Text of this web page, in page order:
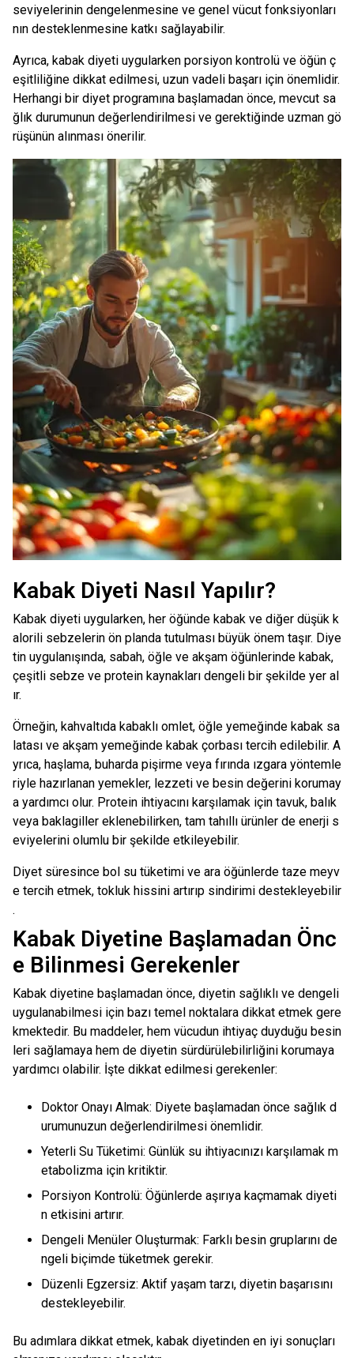
seviyelerinin dengelenmesine ve genel vücut fonksiyonları
nın desteklenmesine katkı sağlayabilir.
Ayrıca, kabak diyeti uygularken porsiyon kontrolü ve öğün ç
eşitliliğine dikkat edilmesi, uzun vadeli başarı için önemlidir.
Herhangi bir diyet programına başlamadan önce, mevcut sa
ğlık durumunun değerlendirilmesi ve gerektiğinde uzman gö
rüşünün alınması önerilir.
Kabak Diyeti Nasıl Yapılır?
Kabak diyeti uygularken, her öğünde kabak ve diğer düşük k
alorili sebzelerin ön planda tutulması büyük önem taşır. Diye
tin uygulanışında, sabah, öğle ve akşam öğünlerinde kabak,
çeşitli sebze ve protein kaynakları dengeli bir şekilde yer al
ır.
Örneğin, kahvaltıda kabaklı omlet, öğle yemeğinde kabak sa
latası ve akşam yemeğinde kabak çorbası tercih edilebilir. A
yrıca, haşlama, buharda pişirme veya fırında ızgara yöntemle
riyle hazırlanan yemekler, lezzeti ve besin değerini korumay
a yardımcı olur. Protein ihtiyacını karşılamak için tavuk, balık
veya baklagiller eklenebilirken, tam tahıllı ürünler de enerji s
eviyelerini olumlu bir şekilde etkileyebilir.
Diyet süresince bol su tüketimi ve ara öğünlerde taze meyv
e tercih etmek, tokluk hissini artırıp sindirimi destekleyebilir
.
Kabak Diyetine Başlamadan Önc
e Bilinmesi Gerekenler
Kabak diyetine başlamadan önce, diyetin sağlıklı ve dengeli
uygulanabilmesi için bazı temel noktalara dikkat etmek gere
kmektedir. Bu maddeler, hem vücudun ihtiyaç duyduğu besin
leri sağlamaya hem de diyetin sürdürülebilirliğini korumaya
yardımcı olabilir. İşte dikkat edilmesi gerekenler:
Doktor Onayı Almak: Diyete başlamadan önce sağlık d
urumunuzun değerlendirilmesi önemlidir.
Yeterli Su Tüketimi: Günlük su ihtiyacınızı karşılamak m
etabolizma için kritiktir.
Porsiyon Kontrolü: Öğünlerde aşırıya kaçmamak diyeti
n etkisini artırır.
Dengeli Menüler Oluşturmak: Farklı besin gruplarını de
ngeli biçimde tüketmek gerekir.
Düzenli Egzersiz: Aktif yaşam tarzı, diyetin başarısını
destekleyebilir.
Bu adımlara dikkat etmek, kabak diyetinden en iyi sonuçları